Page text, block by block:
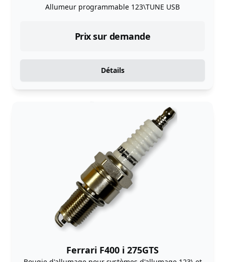
Allumeur programmable 123\TUNE USB
Prix sur demande
Détails
Ferrari F400 i 275GTS